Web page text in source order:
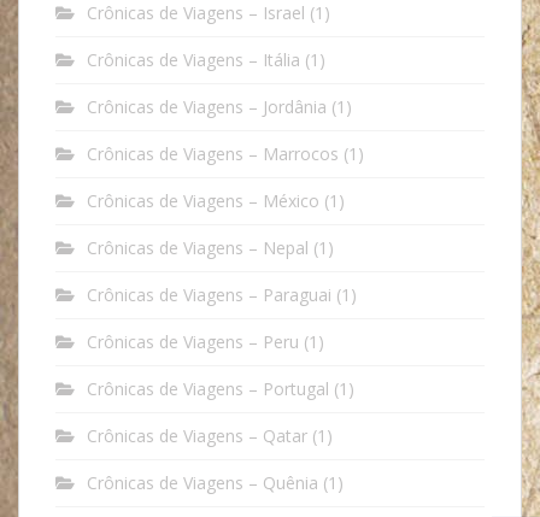
Crônicas de Viagens – Israel (1)
Crônicas de Viagens – Itália (1)
Crônicas de Viagens – Jordânia (1)
Crônicas de Viagens – Marrocos (1)
Crônicas de Viagens – México (1)
Crônicas de Viagens – Nepal (1)
Crônicas de Viagens – Paraguai (1)
Crônicas de Viagens – Peru (1)
Crônicas de Viagens – Portugal (1)
Crônicas de Viagens – Qatar (1)
Crônicas de Viagens – Quênia (1)